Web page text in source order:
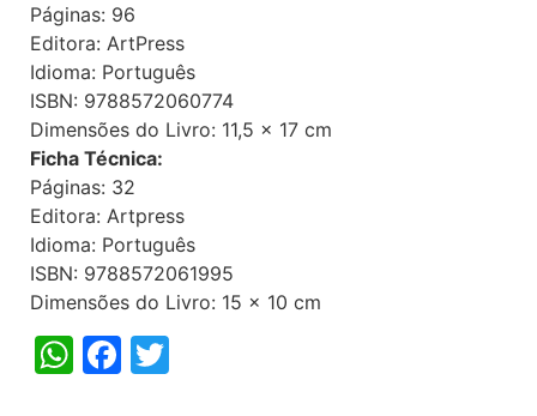
Páginas: 96
Editora: ArtPress
Idioma: Português
ISBN: 9788572060774
Dimensões do Livro: 11,5 x 17 cm
Ficha Técnica:
Páginas: 32
Editora: Artpress
Idioma: Português
ISBN: 9788572061995
Dimensões do Livro: 15 x 10 cm
WhatsApp
Facebook